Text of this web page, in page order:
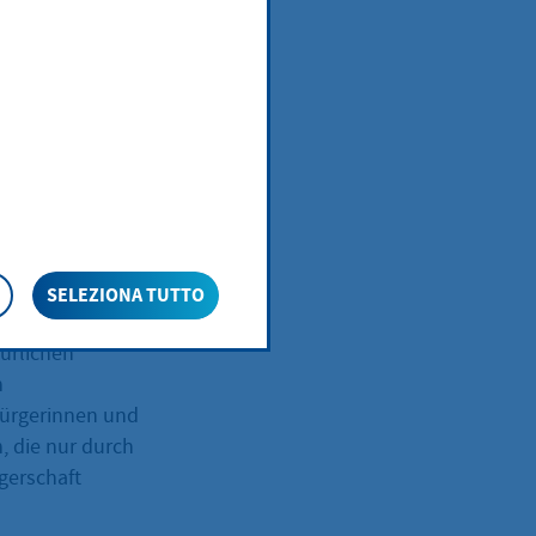
Einklang zu
Die
und
die nur durch
SELEZIONA TUTTO